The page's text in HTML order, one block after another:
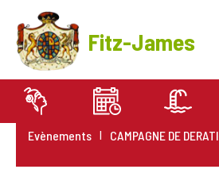
Fitz-James
Evènements | CAMPAGNE DE